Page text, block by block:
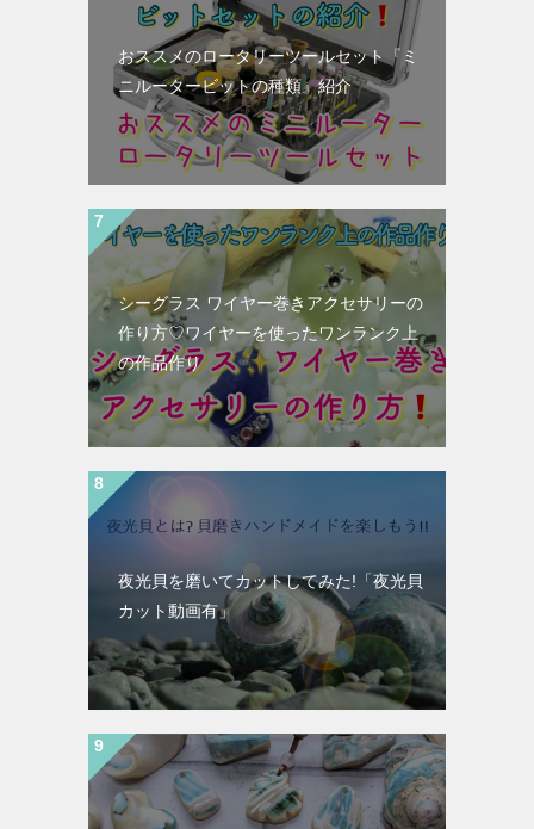
おススメのロータリーツールセット『ミ
ニルータービットの種類』紹介
シーグラス ワイヤー巻きアクセサリーの
作り方♡ワイヤーを使ったワンランク上
の作品作り
夜光貝を磨いてカットしてみた!「夜光貝
カット動画有」